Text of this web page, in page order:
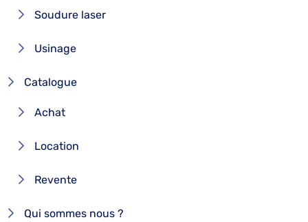
Soudure laser
Usinage
Catalogue
Achat
Location
Revente
Qui sommes nous ?